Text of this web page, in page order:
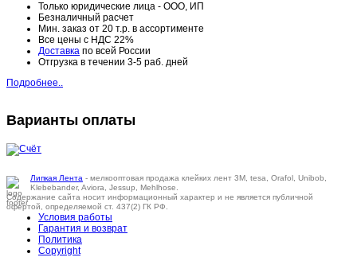
Только юридические лица - ООО, ИП
Безналичный расчет
Мин. заказ от 20 т.р. в ассортименте
Все цены с НДС 22%
Доставка по всей России
Отгрузка в течении 3-5 раб. дней
Подробнее..
Варианты оплаты
Липкая Лента - мелкооптовая продажа клейких лент 3M, tesa, Orafol, Unibob,
Klebebander, Aviora, Jessup, Mehlhose.
Содержание сайта носит информационный характер и не является публичной
офертой, определяемой ст. 437(2) ГК РФ.
Условия работы
Гарантия и возврат
Политика
Copyright